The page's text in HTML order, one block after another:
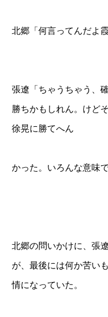
北郷「何言ってんだよ
張遼「ちゃうちゃう、
勝ちかもしれん。けど
徐晃に勝てへん
かった。いろんな意味で
北郷の問いかけに、張
が、最後には何か苦い
情になっていた。